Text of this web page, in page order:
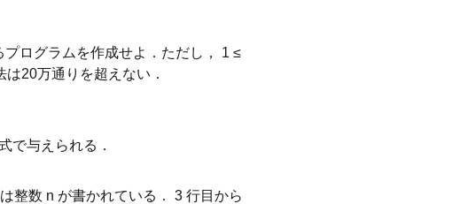
ログラムを作成せよ．ただし， 1 ≤
20万通りを超えない．
で与えられる．
整数 n が書かれている． 3 行目から